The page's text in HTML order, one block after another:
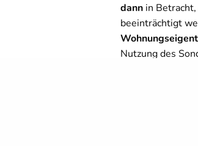
dann in
beeinträchtigt
Nutzung des